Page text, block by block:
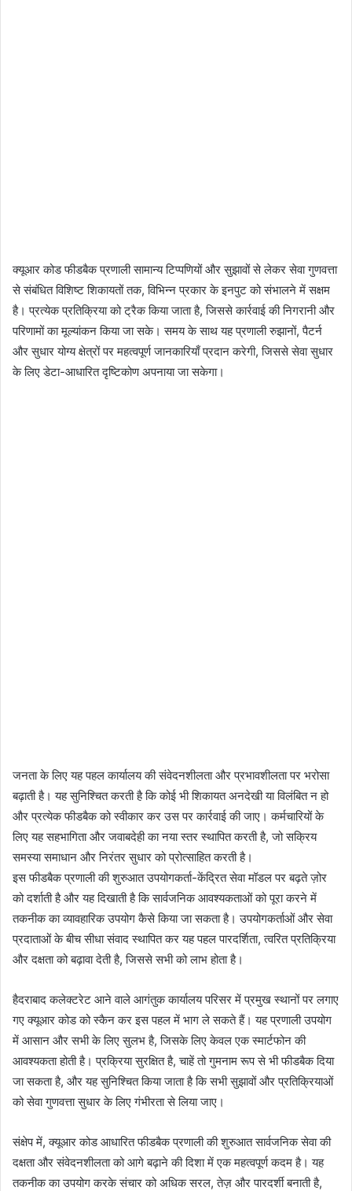
क्यूआर कोड फीडबैक प्रणाली सामान्य टिप्पणियों और सुझावों से लेकर सेवा गुणवत्ता
से संबंधित विशिष्ट शिकायतों तक, विभिन्न प्रकार के इनपुट को संभालने में सक्षम
है। प्रत्येक प्रतिक्रिया को ट्रैक किया जाता है, जिससे कार्रवाई की निगरानी और
परिणामों का मूल्यांकन किया जा सके। समय के साथ यह प्रणाली रुझानों, पैटर्न
और सुधार योग्य क्षेत्रों पर महत्वपूर्ण जानकारियाँ प्रदान करेगी, जिससे सेवा सुधार
के लिए डेटा-आधारित दृष्टिकोण अपनाया जा सकेगा।
जनता के लिए यह पहल कार्यालय की संवेदनशीलता और प्रभावशीलता पर भरोसा
बढ़ाती है। यह सुनिश्चित करती है कि कोई भी शिकायत अनदेखी या विलंबित न हो
और प्रत्येक फीडबैक को स्वीकार कर उस पर कार्रवाई की जाए। कर्मचारियों के
लिए यह सहभागिता और जवाबदेही का नया स्तर स्थापित करती है, जो सक्रिय
समस्या समाधान और निरंतर सुधार को प्रोत्साहित करती है।
इस फीडबैक प्रणाली की शुरुआत उपयोगकर्ता-केंद्रित सेवा मॉडल पर बढ़ते ज़ोर
को दर्शाती है और यह दिखाती है कि सार्वजनिक आवश्यकताओं को पूरा करने में
तकनीक का व्यावहारिक उपयोग कैसे किया जा सकता है। उपयोगकर्ताओं और सेवा
प्रदाताओं के बीच सीधा संवाद स्थापित कर यह पहल पारदर्शिता, त्वरित प्रतिक्रिया
और दक्षता को बढ़ावा देती है, जिससे सभी को लाभ होता है।
हैदराबाद कलेक्टरेट आने वाले आगंतुक कार्यालय परिसर में प्रमुख स्थानों पर लगाए
गए क्यूआर कोड को स्कैन कर इस पहल में भाग ले सकते हैं। यह प्रणाली उपयोग
में आसान और सभी के लिए सुलभ है, जिसके लिए केवल एक स्मार्टफोन की
आवश्यकता होती है। प्रक्रिया सुरक्षित है, चाहें तो गुमनाम रूप से भी फीडबैक दिया
जा सकता है, और यह सुनिश्चित किया जाता है कि सभी सुझावों और प्रतिक्रियाओं
को सेवा गुणवत्ता सुधार के लिए गंभीरता से लिया जाए।
संक्षेप में, क्यूआर कोड आधारित फीडबैक प्रणाली की शुरुआत सार्वजनिक सेवा की
दक्षता और संवेदनशीलता को आगे बढ़ाने की दिशा में एक महत्वपूर्ण कदम है। यह
तकनीक का उपयोग करके संचार को अधिक सरल, तेज़ और पारदर्शी बनाती है,